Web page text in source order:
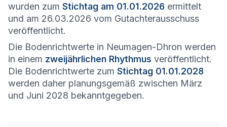
wurden zum Stichtag am 01.01.2026 ermittelt
und am 26.03.2026 vom Gutachterausschuss
veröffentlicht.
Die Bodenrichtwerte in Neumagen-Dhron werden
in einem zweijährlichen Rhythmus veröffentlicht.
Die Bodenrichtwerte zum Stichtag 01.01.2028
werden daher planungsgemäß zwischen März
und Juni 2028 bekanntgegeben.